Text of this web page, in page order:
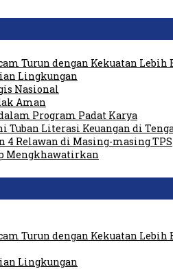
Turun dengan Kekuatan Lebih
Lingkungan
Nasional
Aman
Program Padat Karya
Tuban Literasi Keuangan di
4 Relawan di Masing-masing TPS
Mengkhawatirkan
Turun dengan Kekuatan Lebih
Lingkungan